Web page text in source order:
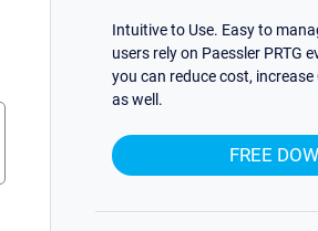
Intuitive to Use. Easy to
users rely on Paessler PRTG
you can reduce cost, increase
as well.
FREE